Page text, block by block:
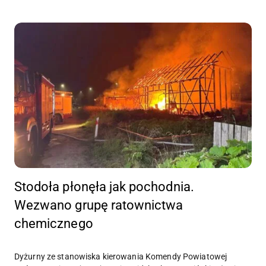
Stodoła płonęła jak pochodnia.
Wezwano grupę ratownictwa
chemicznego
Dyżurny ze stanowiska kierowania Komendy Powiatowej